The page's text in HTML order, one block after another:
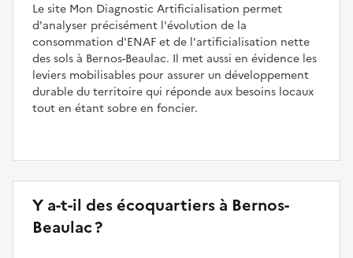
Le site Mon Diagnostic Artificialisation permet
d'analyser précisément l'évolution de la
consommation d'ENAF et de l'artificialisation nette
des sols à Bernos-Beaulac. Il met aussi en évidence les
leviers mobilisables pour assurer un développement
durable du territoire qui réponde aux besoins locaux
tout en étant sobre en foncier.
Y a-t-il des écoquartiers à Bernos-
Beaulac ?